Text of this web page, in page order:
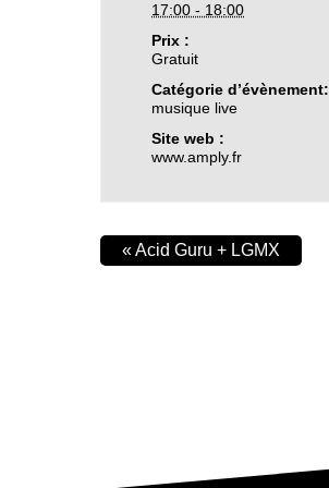
17:00 - 18:00
Prix :
Gratuit
Catégorie d’évènement:
musique live
Site web :
www.amply.fr
«Acid Guru + LGMX